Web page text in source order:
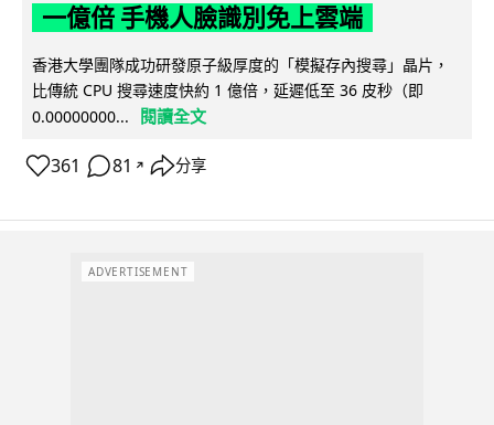
一億倍 手機人臉識別免上雲端
香港大學團隊成功研發原子級厚度的「模擬存內搜尋」晶片，
比傳統 CPU 搜尋速度快約 1 億倍，延遲低至 36 皮秒（即
0.00000000...
閱讀全文
361 81 ↗ 分享
ADVERTISEMENT